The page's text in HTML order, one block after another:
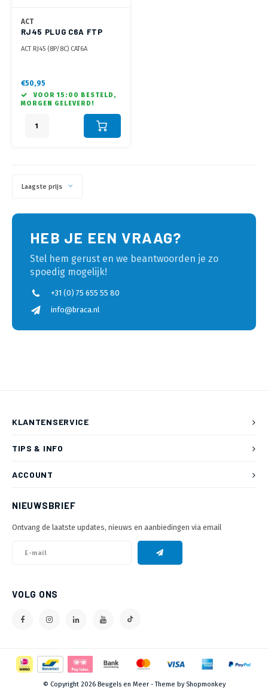
ACT
RJ45 PLUG C6A FTP
ACT RJ45 (8P/8C) CAT6A
met massieve of soepele aders
€50,95
VOOR 15:00 BESTELD,
MORGEN GELEVERD!
Laagste prijs
HEB JE EEN VRAAG?
Stel hem gerust en we beantwoorden je zo
spoedig mogelijk!
+31 (0) 75 655 55 80
info@braca.nl
KLANTENSERVICE
TIPS & INFO
ACCOUNT
NIEUWSBRIEF
Ontvang de laatste updates, nieuws en aanbiedingen via email
VOLG ONS
© Copyright 2026 Beugels en Meer - Theme by Shopmonkey